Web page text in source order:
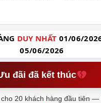
DUY NHẤT 01/06/
05/06/2026
đãi đã kết thúc
20 khách hàng đầu tiên